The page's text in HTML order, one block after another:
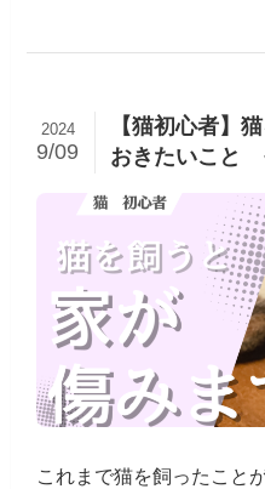
【猫初心者】
おきたいこと
2024
9/09
これまで猫を飼ったこと